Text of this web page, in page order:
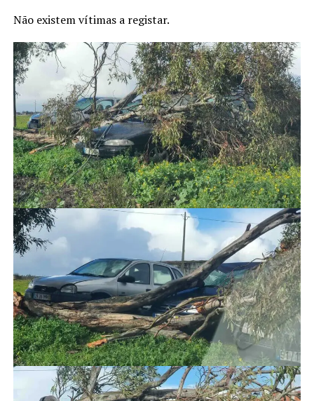
Não existem vítimas a registar.